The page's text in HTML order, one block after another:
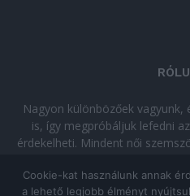
Nagyon különbözőek
is, így megpróbáljuk lefedni
érdekelheti. Mindent női
Cookie-kat használunk annak
a lehető legjobb élményt